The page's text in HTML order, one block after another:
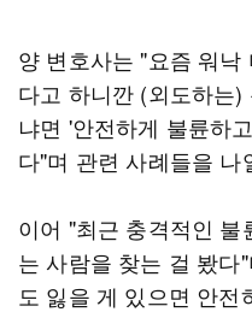
양 변호사는 "요즘 워
다고 하니깐 (외도하는
냐면 '안전하게 불륜하
다"며 관련 사례들을 나
이어 "최근 충격적인
는 사람을 찾는 걸 봤다
도 잃을 게 있으면 안